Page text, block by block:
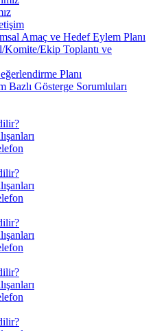
Amaç ve Hedef Eylem Planı
Komite/Ekip Toplantı ve
Planı
Bazlı Gösterge Sorumluları